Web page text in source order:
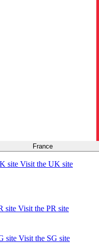
France
Visit the UK site
Visit the PR site
Visit the SG site